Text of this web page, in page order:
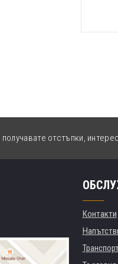
получавате отстъпки,
Контакти